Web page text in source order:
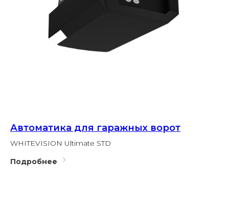
Автоматика для гаражных ворот
WHITEVISION Ultimate STD
Подробнее